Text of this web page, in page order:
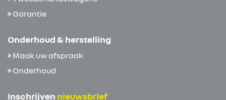
Garantie
Onderhoud & herstelling
Maak uw afspraak
Onderhoud
Inschrijven nieuwsbrief